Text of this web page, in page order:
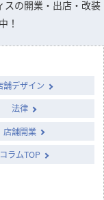
スの開業・出店・改装
！
舗デザイン
法律
店舗開業
コラムTOP